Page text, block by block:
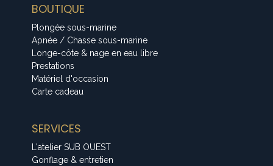
BOUTIQUE
Plongée sous-marine
Apnée / Chasse sous-marine
Longe-côte & nage en eau libre
Prestations
Matériel d'occasion
Carte cadeau
SERVICES
L'atelier SUB OUEST
Gonflage & entretien